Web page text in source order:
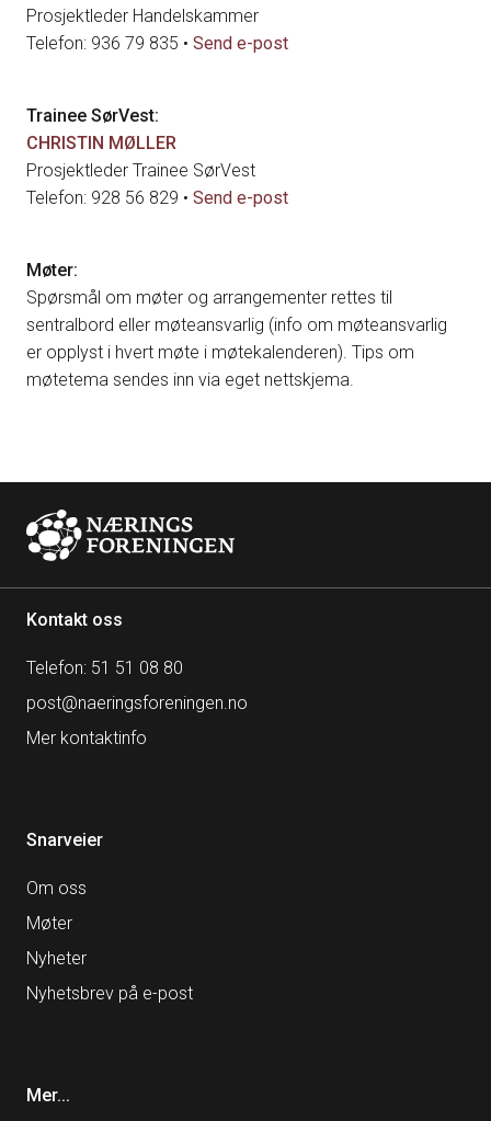
Prosjektleder Handelskammer
Telefon: 936 79 835 • Send e-post
Trainee SørVest:
CHRISTIN MØLLER
Prosjektleder Trainee SørVest
Telefon: 928 56 829 • Send e-post
Møter:
Spørsmål om møter og arrangementer rettes til
sentralbord eller møteansvarlig (info om møteansvarlig
er opplyst i hvert møte i møtekalenderen). Tips om
møtetema sendes inn via eget nettskjema.
Kontakt oss
Telefon: 51 51 08 80
post@naeringsforeningen.no
Mer kontaktinfo
Snarveier
Om oss
Møter
Nyheter
Nyhetsbrev på e-post
Mer...